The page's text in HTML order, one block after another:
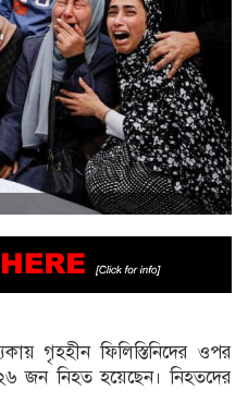
গৃহহীন ফিলিস্তিনিদের ওপর
জন নিহত হয়েছেন। নিহতদের